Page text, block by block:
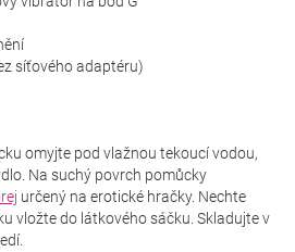
síťového adaptéru)
omyjte pod vlažnou tekoucí vodou,
Na suchý povrch pomůcky
určený na erotické hračky. Nechte
vložte do látkového sáčku. Skladujte v